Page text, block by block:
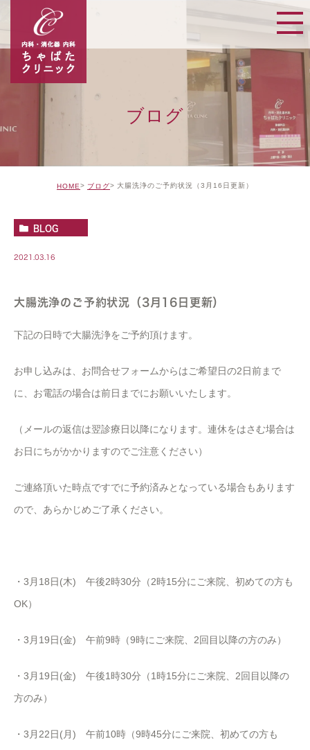
ブログ
HOME ブログ 大腸洗浄のご予約状況（3月16日更新）
BLOG
2021.03.16
大腸洗浄のご予約状況（3月16日更新）
下記の日時で大腸洗浄をご予約頂けます。
お申し込みは、お問合せフォームからはご希望日の2日前まで
に、お電話の場合は前日までにお願いいたします。
（メールの返信は翌診療日以降になります。連休をはさむ場合は
お日にちがかかりますのでご注意ください）
ご連絡頂いた時点ですでに予約済みとなっている場合もあります
ので、あらかじめご了承ください。
・3月18日(木) 午後2時30分（2時15分にご来院、初めての方も
OK）
・3月19日(金) 午前9時（9時にご来院、2回目以降の方のみ）
・3月19日(金) 午後1時30分（1時15分にご来院、2回目以降の
方のみ）
・3月22日(月) 午前10時（9時45分にご来院、初めての方も